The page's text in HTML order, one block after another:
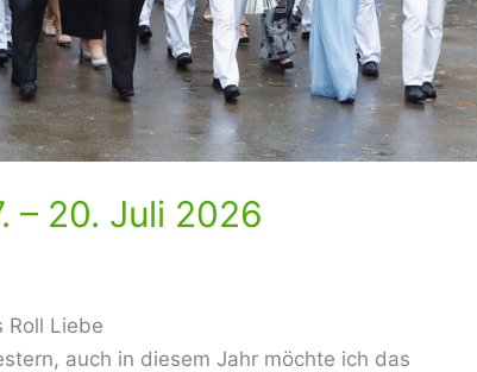
– 20. Juli 2026
Roll Liebe
auch in diesem Jahr möchte ich das